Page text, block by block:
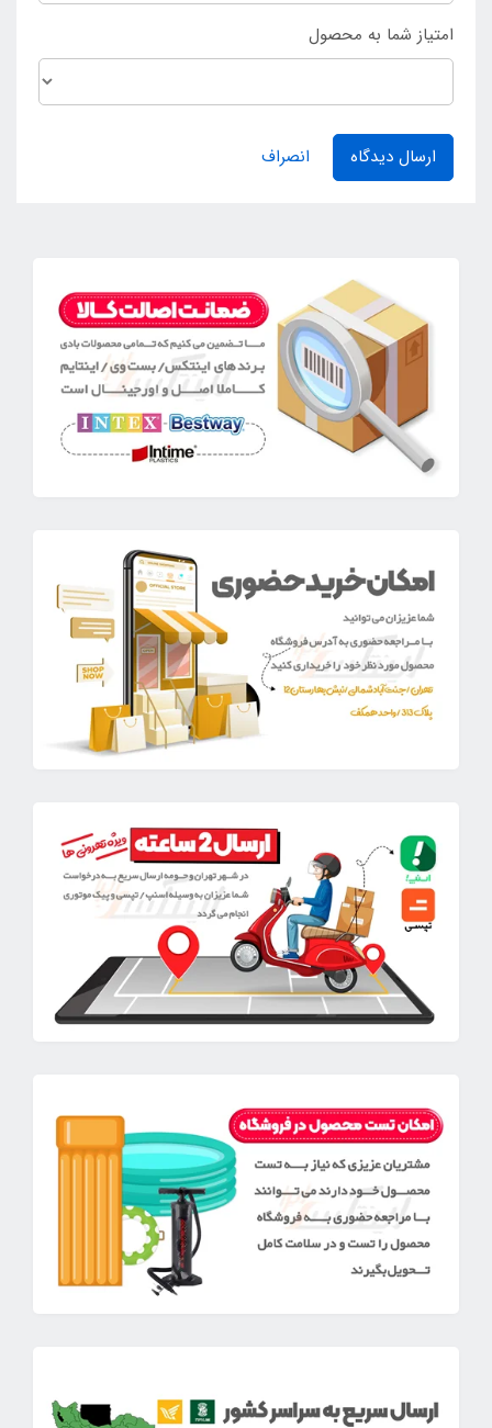
امتیاز شما به محصول
ارسال دیدگاه انصراف